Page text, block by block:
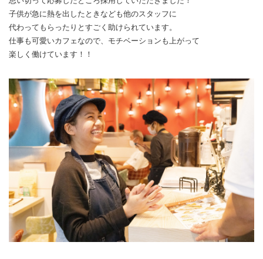
子供が急に熱を出したときなども他のスタッフに
代わってもらったりとすごく助けられています。
仕事も可愛いカフェなので、モチベーションも上がって
楽しく働けています！！